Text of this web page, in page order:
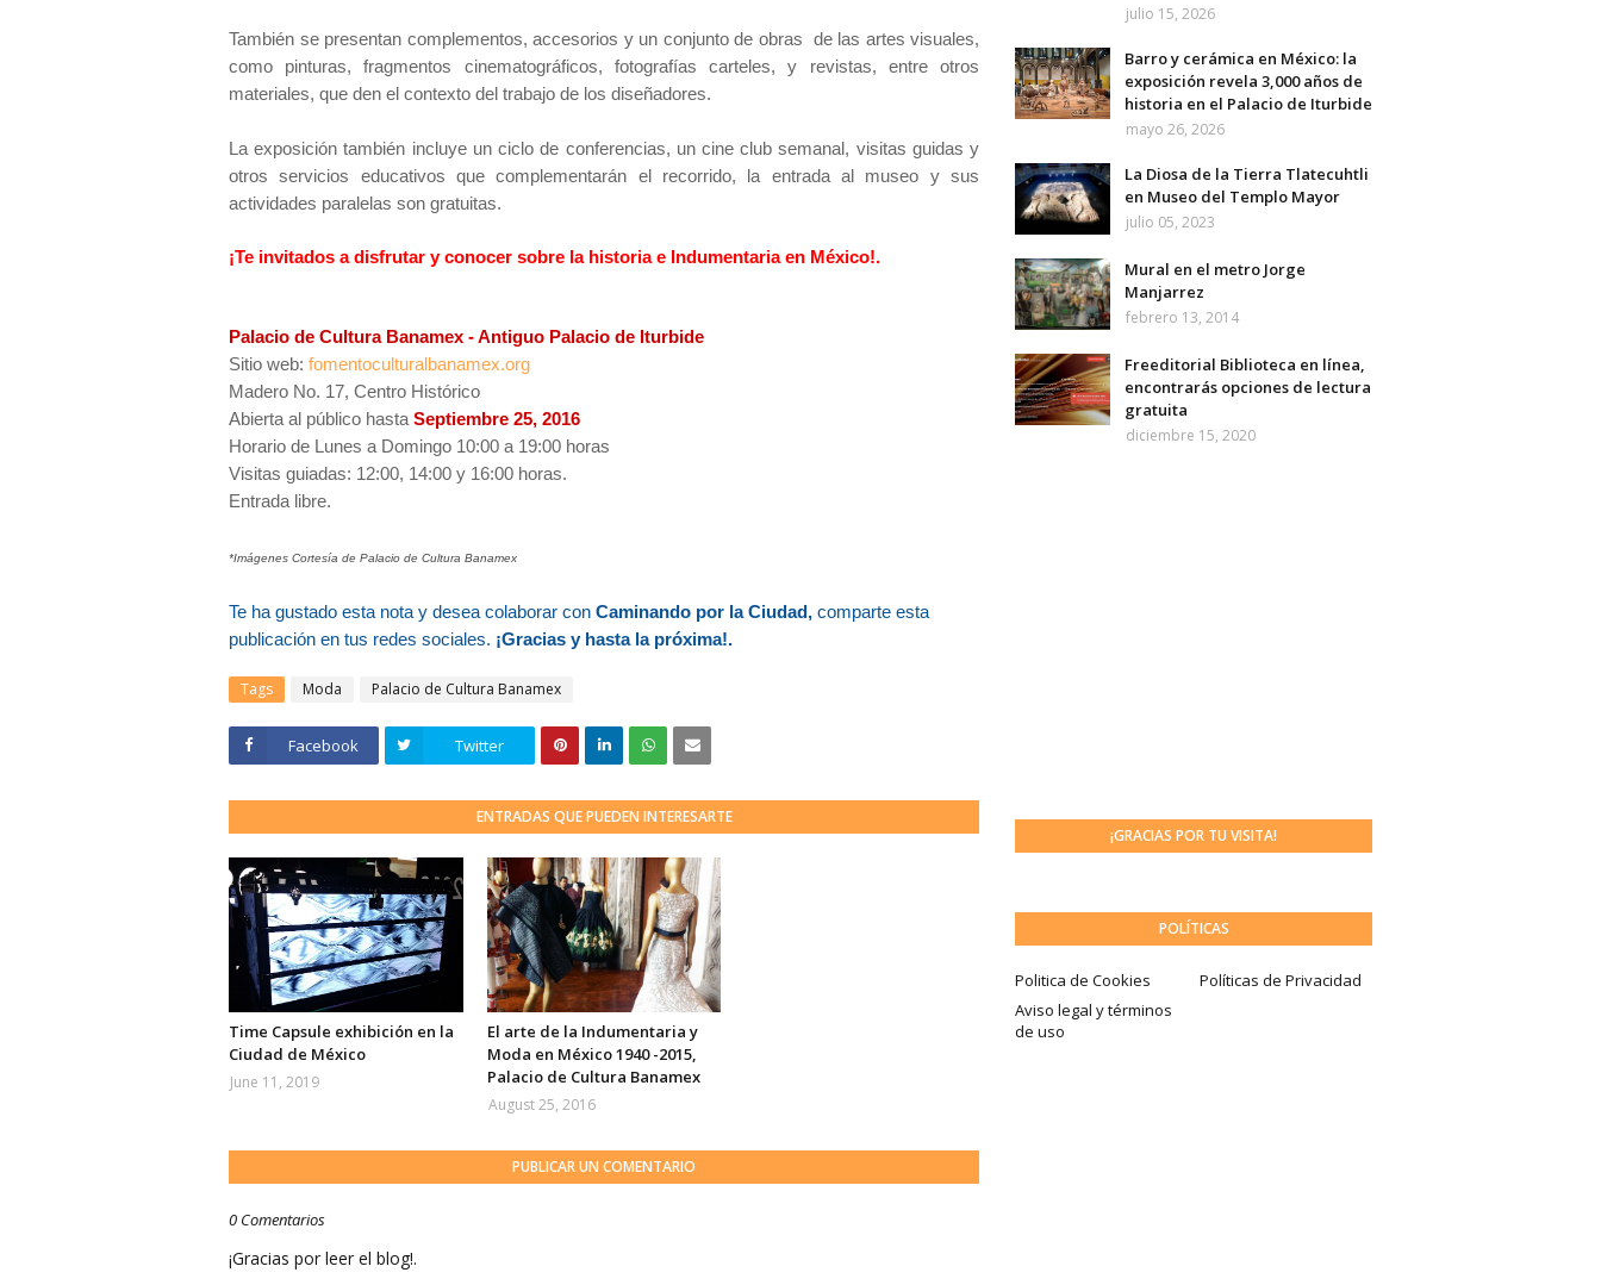
También se presentan complementos, accesorios y un conjunto de obras de las artes visuales,
como pinturas, fragmentos cinematográficos, fotografías carteles, y revistas, entre otros
materiales, que den el contexto del trabajo de los diseñadores.
La exposición también incluye un ciclo de conferencias, un cine club semanal, visitas guidas y
otros servicios educativos que complementarán el recorrido, la entrada al museo y sus
actividades paralelas son gratuitas.
¡Te invitados a disfrutar y conocer sobre la historia e Indumentaria en México!.
Palacio de Cultura Banamex - Antiguo Palacio de Iturbide
Sitio web: fomentoculturalbanamex.org
Madero No. 17, Centro Histórico
Abierta al público hasta Septiembre 25, 2016
Horario de Lunes a Domingo 10:00 a 19:00 horas
Visitas guiadas: 12:00, 14:00 y 16:00 horas.
Entrada libre.
*Imágenes Cortesía de Palacio de Cultura Banamex
Te ha gustado esta nota y desea colaborar con Caminando por la Ciudad, comparte esta
publicación en tus redes sociales. ¡Gracias y hasta la próxima!.
Tags Moda Palacio de Cultura Banamex
Facebook Twitter
ENTRADAS QUE PUEDEN INTERESARTE
Time Capsule exhibición en la
Ciudad de México
June 11, 2019
El arte de la Indumentaria y
Moda en México 1940 -2015,
Palacio de Cultura Banamex
August 25, 2016
PUBLICAR UN COMENTARIO
0 Comentarios
¡Gracias por leer el blog!.
julio 15, 2026
Barro y cerámica en México: la
exposición revela 3,000 años de
historia en el Palacio de Iturbide
mayo 26, 2026
La Diosa de la Tierra Tlatecuhtli
en Museo del Templo Mayor
julio 05, 2023
Mural en el metro Jorge
Manjarrez
febrero 13, 2014
Freeditorial Biblioteca en línea,
encontrarás opciones de lectura
gratuita
diciembre 15, 2020
¡GRACIAS POR TU VISITA!
POLÍTICAS
Politica de Cookies
Políticas de Privacidad
Aviso legal y términos
de uso